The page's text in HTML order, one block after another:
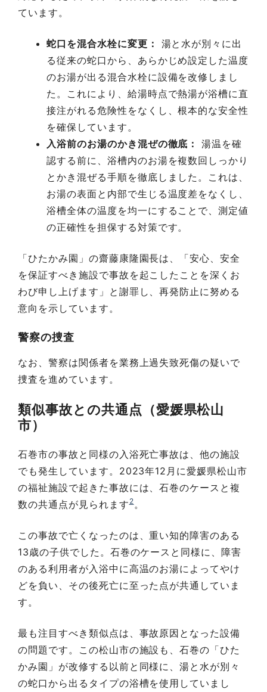
ています。
蛇口を混合水栓に変更：
湯と水が別々に出
る従来の蛇口から、あらかじめ設定した温度
のお湯が出る混合水栓に設備を改修しまし
た。これにより、給湯時点で熱湯が浴槽に直
接注がれる危険性をなくし、根本的な安全性
を確保しています。
入浴前のお湯のかき混ぜの徹底：
湯温を確
認する前に、浴槽内のお湯を複数回しっかり
とかき混ぜる手順を徹底しました。これは、
お湯の表面と内部で生じる温度差をなくし、
浴槽全体の温度を均一にすることで、測定値
の正確性を担保する対策です。
「ひたかみ園」の齋藤康隆園長は、「安心、安全
を保証すべき施設で事故を起こしたことを深くお
わび申し上げます」と謝罪し、再発防止に努める
意向を示しています。
警察の捜査
なお、警察は関係者を業務上過失致死傷の疑いで
捜査を進めています。
類似事故との共通点（愛媛県松山
市）
石巻市の事故と同様の入浴死亡事故は、他の施設
でも発生しています。2023年12月に愛媛県松山市
の福祉施設で起きた事故には、石巻のケースと複
数の共通点が見られます2。
この事故で亡くなったのは、重い知的障害のある
13歳の子供でした。石巻のケースと同様に、障害
のある利用者が入浴中に高温のお湯によってやけ
どを負い、その後死亡に至った点が共通していま
す。
最も注目すべき類似点は、事故原因となった設備
の問題です。この松山市の施設も、石巻の「ひた
かみ園」が改修する以前と同様に、湯と水が別々
の蛇口から出るタイプの浴槽を使用していまし